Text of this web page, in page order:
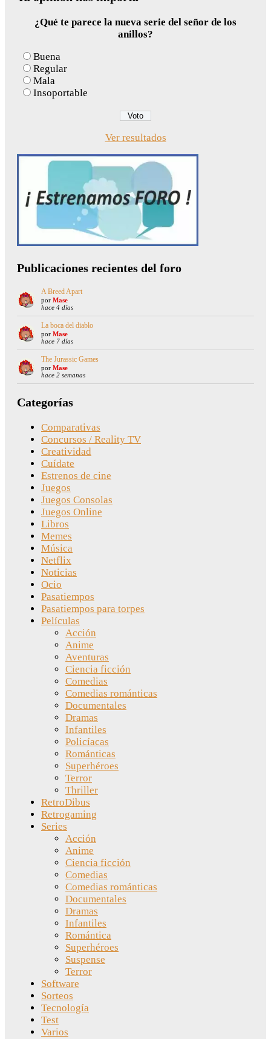
¿Qué te parece la nueva serie del señor de los
anillos?
Buena
Regular
Mala
Insoportable
Ver resultados
Publicaciones recientes del foro
A Breed Apart
por Mase
hace 4 días
La boca del diablo
por Mase
hace 7 días
The Jurassic Games
por Mase
hace 2 semanas
Categorías
Comparativas
Concursos / Reality TV
Creatividad
Cuídate
Estrenos de cine
Juegos
Juegos Consolas
Juegos Online
Libros
Memes
Música
Netflix
Noticias
Ocio
Pasatiempos
Pasatiempos para torpes
Películas
Acción
Anime
Aventuras
Ciencia ficción
Comedias
Comedias románticas
Documentales
Dramas
Infantiles
Policíacas
Románticas
Superhéroes
Terror
Thriller
RetroDibus
Retrogaming
Series
Acción
Anime
Ciencia ficción
Comedias
Comedias románticas
Documentales
Dramas
Infantiles
Romántica
Superhéroes
Suspense
Terror
Software
Sorteos
Tecnología
Test
Varios